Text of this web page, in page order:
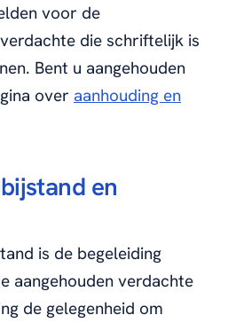
voor de
die schriftelijk is
Bent u aangehouden
over aanhouding en
en
is de begeleiding
aangehouden verdachte
de gelegenheid om